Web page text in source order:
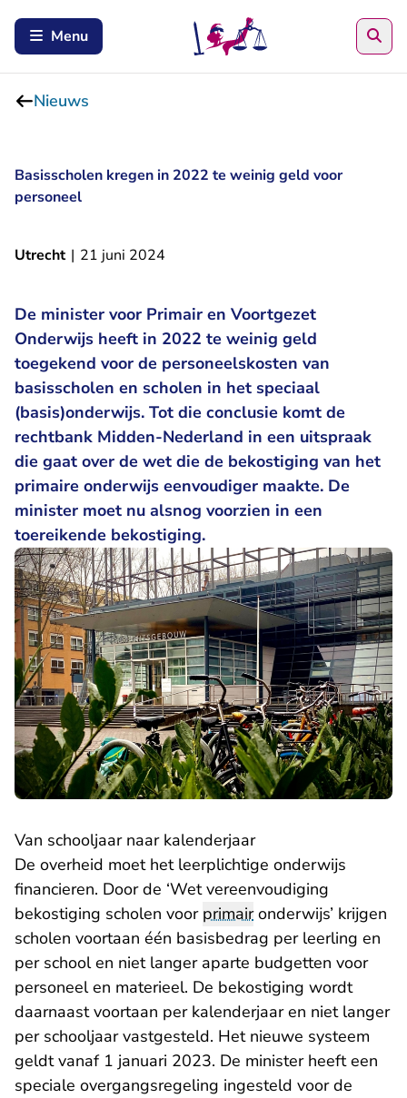
Menu
Nieuws
Basisscholen kregen in 2022 te weinig geld voor
personeel
Utrecht | 21 juni 2024
De minister voor Primair en Voortgezet
Onderwijs heeft in 2022 te weinig geld
toegekend voor de personeelskosten van
basisscholen en scholen in het speciaal
(basis)onderwijs. Tot die conclusie komt de
rechtbank Midden-Nederland in een uitspraak
die gaat over de wet die de bekostiging van het
primaire onderwijs eenvoudiger maakte. De
minister moet nu alsnog voorzien in een
toereikende bekostiging.
Van schooljaar naar kalenderjaar
De overheid moet het leerplichtige onderwijs
financieren. Door de ‘Wet vereenvoudiging
bekostiging scholen voor primaironderwijs’ krijgen
scholen voortaan één basisbedrag per leerling en
per school en niet langer aparte budgetten voor
personeel en materieel. De bekostiging wordt
daarnaast voortaan per kalenderjaar en niet langer
per schooljaar vastgesteld. Het nieuwe systeem
geldt vanaf 1 januari 2023. De minister heeft een
speciale overgangsregeling ingesteld voor de